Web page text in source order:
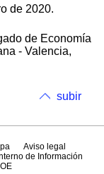
de 2020.
de Economía
- Valencia,
subir
Aviso legal
de Información